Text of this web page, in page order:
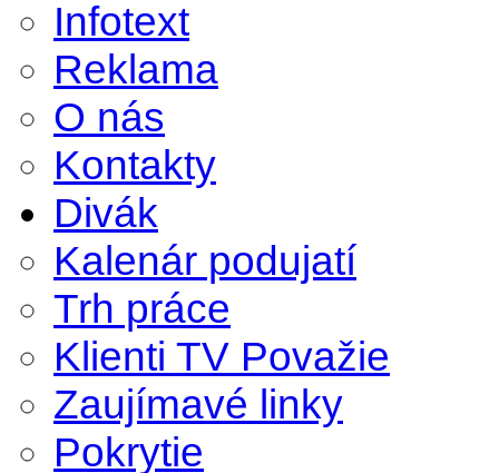
Infotext
Reklama
O nás
Kontakty
Divák
Kalenár podujatí
Trh práce
Klienti TV Považie
Zaujímavé linky
Pokrytie